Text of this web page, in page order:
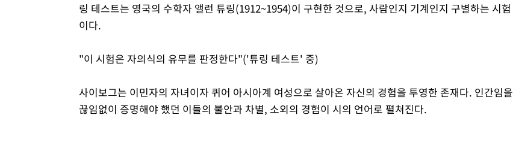
링 테스트는 영국의 수학자 앨런 튜링(1912~1954)이 구현한 것으로, 사람인지 기계인지 구별하는 시험
이다.
"이 시험은 자의식의 유무를 판정한다"('튜링 테스트' 중)
사이보그는 이민자의 자녀이자 퀴어 아시아계 여성으로 살아온 자신의 경험을 투영한 존재다. 인간임을
끊임없이 증명해야 했던 이들의 불안과 차별, 소외의 경험이 시의 언어로 펼쳐진다.